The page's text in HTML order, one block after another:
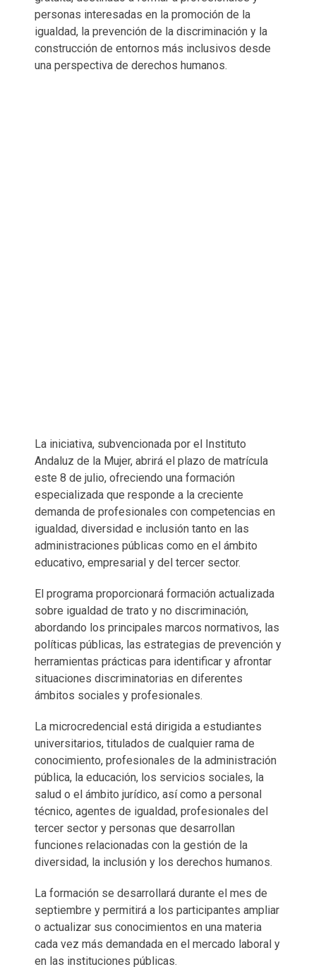
personas interesadas en la promoción de la
igualdad, la prevención de la discriminación y la
construcción de entornos más inclusivos desde
una perspectiva de derechos humanos.
La iniciativa, subvencionada por el Instituto
Andaluz de la Mujer, abrirá el plazo de matrícula
este 8 de julio, ofreciendo una formación
especializada que responde a la creciente
demanda de profesionales con competencias en
igualdad, diversidad e inclusión tanto en las
administraciones públicas como en el ámbito
educativo, empresarial y del tercer sector.
El programa proporcionará formación actualizada
sobre igualdad de trato y no discriminación,
abordando los principales marcos normativos, las
políticas públicas, las estrategias de prevención y
herramientas prácticas para identificar y afrontar
situaciones discriminatorias en diferentes
ámbitos sociales y profesionales.
La microcredencial está dirigida a estudiantes
universitarios, titulados de cualquier rama de
conocimiento, profesionales de la administración
pública, la educación, los servicios sociales, la
salud o el ámbito jurídico, así como a personal
técnico, agentes de igualdad, profesionales del
tercer sector y personas que desarrollan
funciones relacionadas con la gestión de la
diversidad, la inclusión y los derechos humanos.
La formación se desarrollará durante el mes de
septiembre y permitirá a los participantes ampliar
o actualizar sus conocimientos en una materia
cada vez más demandada en el mercado laboral y
en las instituciones públicas.